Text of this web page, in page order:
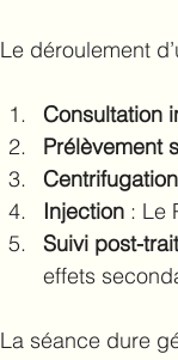
Le déroulement
Consultation
Prélèvement
Centrifugation
Injection : Le
Suivi post-
effets
La séance dure